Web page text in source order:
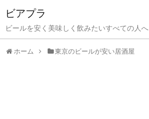
ビアプラ
ビールを安く美味しく飲みたいすべての人へ
ホーム 東京のビールが安い居酒屋